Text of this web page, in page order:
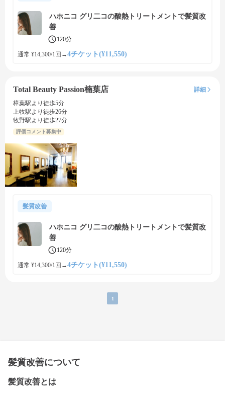
ハホニコ グリ二コの酸熱トリートメントで髪質改
善
120分
通常 ¥14,300/1回 →4チケット(¥11,550)
Total Beauty Passion楠葉店
詳細
樟葉駅より徒歩5分
上牧駅より徒歩26分
牧野駅より徒歩27分
評価コメント募集中
髪質改善
ハホニコ グリ二コの酸熱トリートメントで髪質改
善
120分
通常 ¥14,300/1回 →4チケット(¥11,550)
1
髪質改善について
髪質改善とは